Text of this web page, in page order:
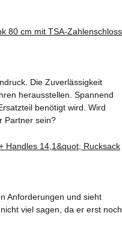
Die Zuverlässigkeit
herausstellen. Spannend
benötigt wird. Wird
Partner sein?
Anforderungen und sieht
viel sagen, da er erst noch